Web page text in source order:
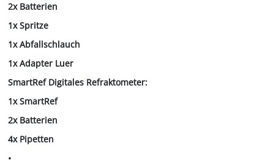
2x Batterien
1x Spritze
1x Abfallschlauch
1x Adapter Luer
SmartRef Digitales Refraktometer:
1x SmartRef
2x Batterien
4x Pipetten
•